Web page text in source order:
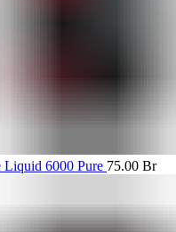
6000 Pure 75.00 Br